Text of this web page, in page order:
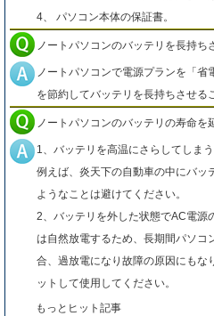
4、 パソコン本体の保証書。
ノートパソコンのバッテリを長持ち
ノートパソコンで電源プランを「
を節約してバッテリを長持ちさせる
ノートパソコンのバッテリの寿命を
1、バッテリを高温にさらしてしま
例えば、炎天下の自動車の中にバッ
ようなことは避けてください。
2、バッテリを外した状態でAC電源
は自然放電するため、長期間パソコ
合、過放電になり故障の原因にもな
ットして使用してください。
もっとヒット記事